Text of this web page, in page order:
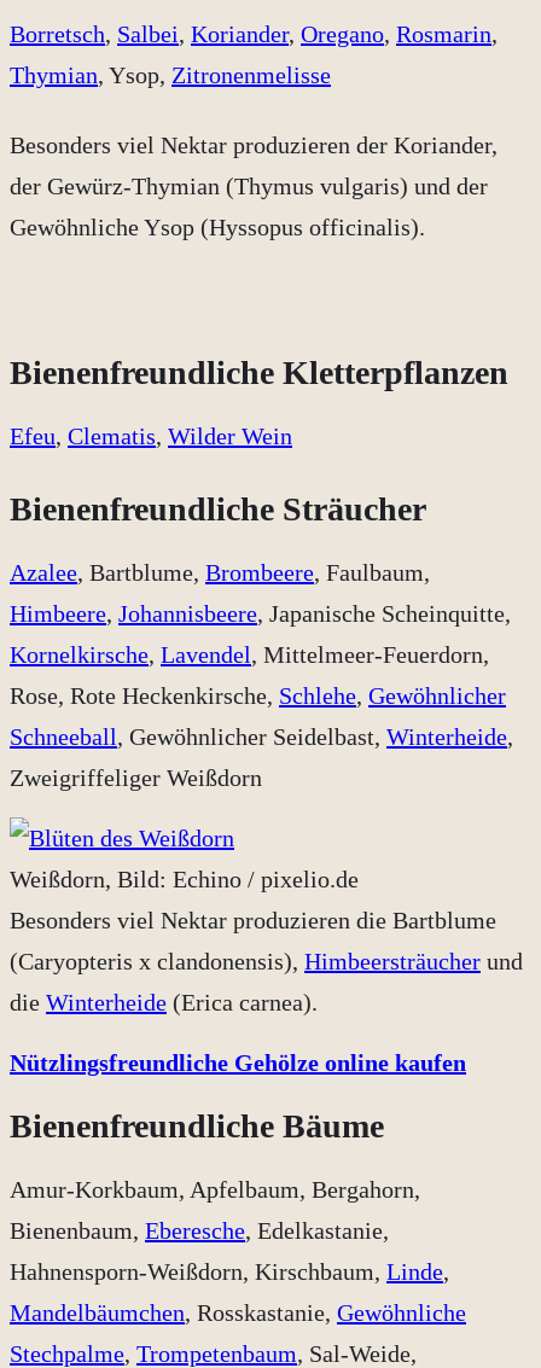
Borretsch, Salbei, Koriander, Oregano, Rosmarin,
Thymian, Ysop, Zitronenmelisse
Besonders viel Nektar produzieren der Koriander,
der Gewürz-Thymian (Thymus vulgaris) und der
Gewöhnliche Ysop (Hyssopus officinalis).
Bienenfreundliche Kletterpflanzen
Efeu, Clematis, Wilder Wein
Bienenfreundliche Sträucher
Azalee, Bartblume, Brombeere, Faulbaum,
Himbeere, Johannisbeere, Japanische Scheinquitte,
Kornelkirsche, Lavendel, Mittelmeer-Feuerdorn,
Rose, Rote Heckenkirsche, Schlehe, Gewöhnlicher
Schneeball, Gewöhnlicher Seidelbast, Winterheide,
Zweigriffeliger Weißdorn
Weißdorn, Bild: Echino / pixelio.de
Besonders viel Nektar produzieren die Bartblume
(Caryopteris x clandonensis), Himbeersträucher und
die Winterheide (Erica carnea).
Nützlingsfreundliche Gehölze online kaufen
Bienenfreundliche Bäume
Amur-Korkbaum, Apfelbaum, Bergahorn,
Bienenbaum, Eberesche, Edelkastanie,
Hahnensporn-Weißdorn, Kirschbaum, Linde,
Mandelbäumchen, Rosskastanie, Gewöhnliche
Stechpalme, Trompetenbaum, Sal-Weide,